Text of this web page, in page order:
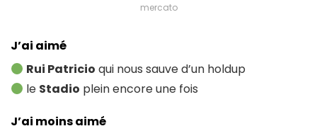
mercato
J’ai aimé
Rui Patricio qui nous sauve d’un holdup
le Stadio plein encore une fois
J’ai moins aimé